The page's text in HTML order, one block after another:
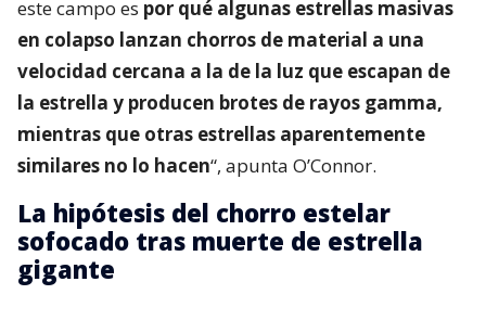
este campo es por qué algunas estrellas masivas
en colapso lanzan chorros de material a una
velocidad cercana a la de la luz que escapan de
la estrella y producen brotes de rayos gamma,
mientras que otras estrellas aparentemente
similares no lo hacen“, apunta O’Connor.
La hipótesis del chorro estelar
sofocado tras muerte de estrella
gigante